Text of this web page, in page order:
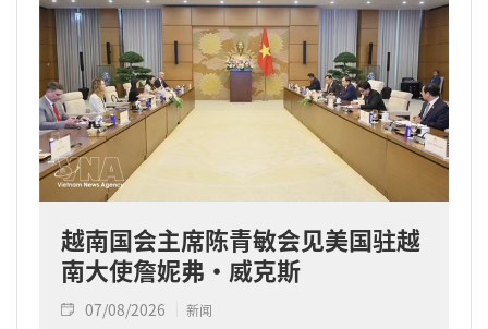
越南国会主席陈青敏会见美国驻越
南大使詹妮弗·威克斯
07/08/2026 新闻